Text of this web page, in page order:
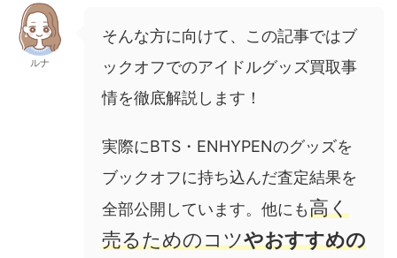
ルナ
そんな方に向けて、この記事ではブ
ックオフでのアイドルグッズ買取事
情を徹底解説します！
実際にBTS・ENHYPENのグッズを
ブックオフに持ち込んだ査定結果を
全部公開しています。 他にも高く
売るためのコツやおすすめの